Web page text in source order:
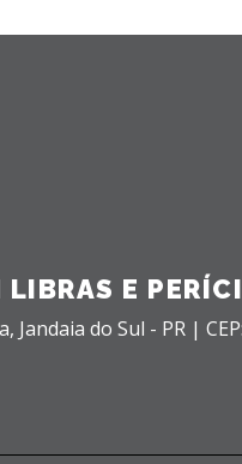
E
Jandaia do Sul - PR |